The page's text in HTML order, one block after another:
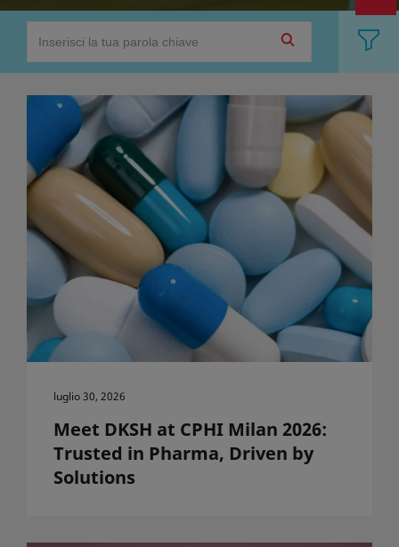
luglio 30, 2026
Meet DKSH at CPHI Milan 2026:
Trusted in Pharma, Driven by
Solutions